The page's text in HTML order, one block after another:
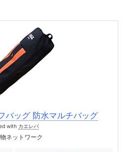
バッグ 防水マルチバッグ
with カエレバ
ネットワーク